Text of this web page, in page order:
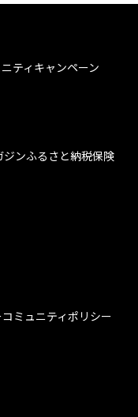
ティキャンペーン
ジンふるさと納税保険
コミュニティポリシー